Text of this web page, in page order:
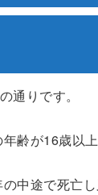
通りです。
齢が16歳以上
中途で死亡